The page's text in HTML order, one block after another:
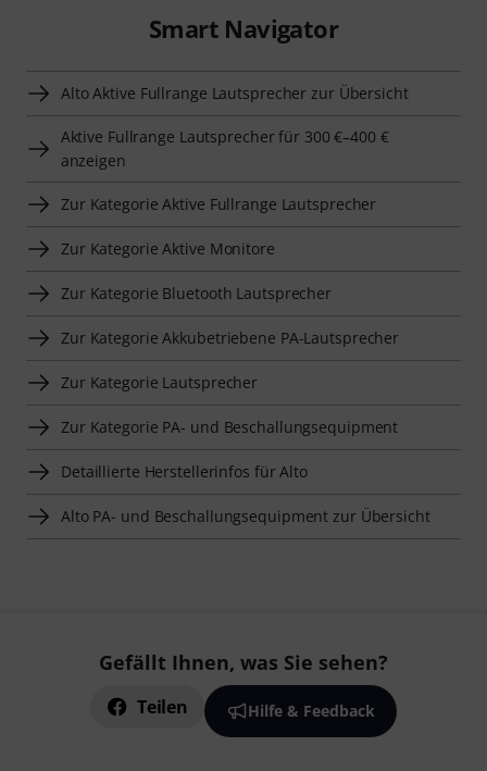
Smart Navigator
Alto Aktive Fullrange Lautsprecher zur Übersicht
Aktive Fullrange Lautsprecher für 300 €–400 €
anzeigen
Zur Kategorie Aktive Fullrange Lautsprecher
Zur Kategorie Aktive Monitore
Zur Kategorie Bluetooth Lautsprecher
Zur Kategorie Akkubetriebene PA-Lautsprecher
Zur Kategorie Lautsprecher
Zur Kategorie PA- und Beschallungsequipment
Detaillierte Herstellerinfos für Alto
Alto PA- und Beschallungsequipment zur Übersicht
Gefällt Ihnen, was Sie sehen?
Teilen Hilfe & Feedback